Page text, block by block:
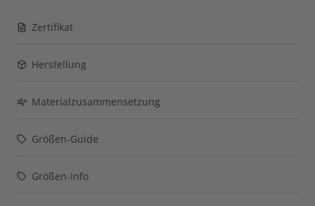
Zertifikat
Herstellung
Materialzusammensetzung
Größen-Guide
Größen-Info